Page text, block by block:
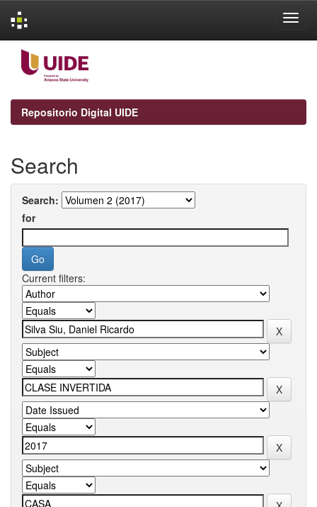
navigation
Repositorio Digital UIDE
Search
Search:
for
Current filters: